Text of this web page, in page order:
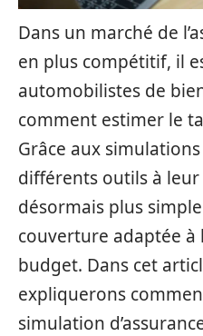
Dans un marché de
en plus compétitif, il
automobilistes de
comment estimer le
Grâce aux
différents outils à
désormais plus
couverture adaptée à
budget. Dans cet
expliquerons
simulation